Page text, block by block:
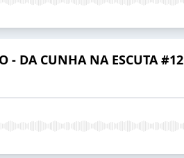
- DA CUNHA NA ESCUTA #12